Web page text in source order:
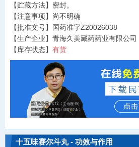
【贮藏方法】密封。
【注意事项】尚不明确
【批准文号】国药准字Z20026038
【生产企业】青海久美藏药药业有限公司
【库存状态】 有货
十五味赛尔斗丸 - 功效与作用